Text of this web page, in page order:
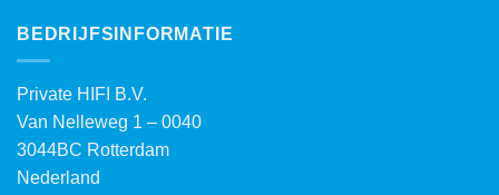
BEDRIJFSINFORMATIE
Private HIFI B.V.
Van Nelleweg 1 – 0040
3044BC Rotterdam
Nederland